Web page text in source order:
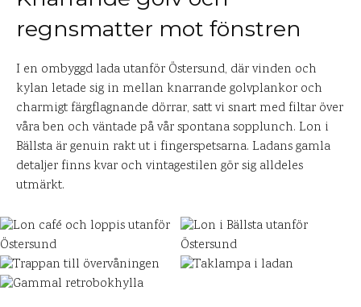
regnsmatter mot fönstren
I en ombyggd lada utanför Östersund, där vinden och
kylan letade sig in mellan knarrande golvplankor och
charmigt färgflagnande dörrar, satt vi snart med filtar över
våra ben och väntade på vår spontana sopplunch. Lon i
Bällsta är genuin rakt ut i fingerspetsarna. Ladans gamla
detaljer finns kvar och vintagestilen gör sig alldeles
utmärkt.